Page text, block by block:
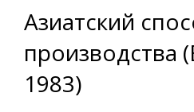
Азиатский
производства
1983)